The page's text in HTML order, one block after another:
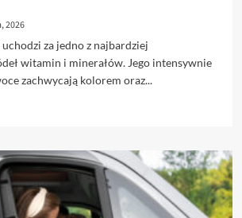
2026
za jedno z najbardziej
witamin i minerałów. Jego intensywnie
zachwycają kolorem oraz...